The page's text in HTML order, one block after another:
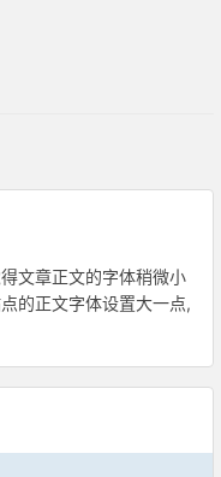
文章正文的字体稍微小
的正文字体设置大一点,